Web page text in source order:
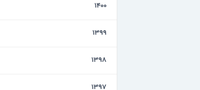
۱۴۰۰
۱۳۹۹
۱۳۹۸
۱۳۹۷